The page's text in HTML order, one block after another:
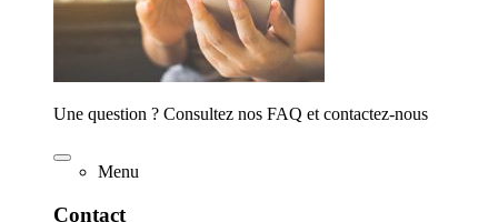
Une question ? Consultez nos FAQ et contactez-nous
Menu
Contact